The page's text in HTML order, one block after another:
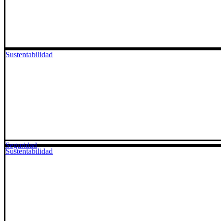
Sustentabilidad
Sustentabilidad
Seguridad